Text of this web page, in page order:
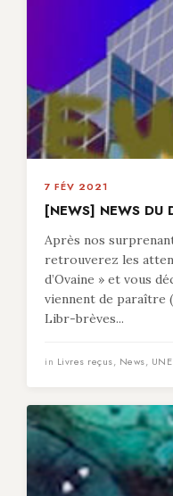
7 FÉV 2021
[NEWS] NEWS DU
Après nos
retrouverez les
d’Ovaine » et vous
viennent de paraître
Libr-brèves...
in Livres reçus, News, UNE